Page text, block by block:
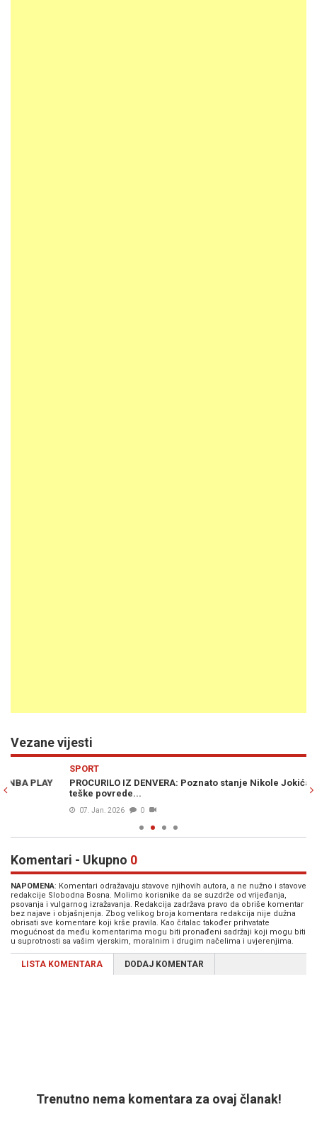
Vezane vijesti
PROCURILO IZ DENVERA: Poznato stanje Nikole Jokića, nakon
teške povrede...
0
Komentari - Ukupno 0
NAPOMENA: Komentari odražavaju stavove njihovih autora, a ne nužno i stavove
redakcije Slobodna Bosna. Molimo korisnike da se suzdrže od vrijeđanja,
psovanja i vulgarnog izražavanja. Redakcija zadržava pravo da obriše komentar
bez najave i objašnjenja. Zbog velikog broja komentara redakcija nije dužna
obrisati sve komentare koji krše pravila. Kao čitalac također prihvatate
mogućnost da među komentarima mogu biti pronađeni sadržaji koji mogu biti
u suprotnosti sa vašim vjerskim, moralnim i drugim načelima i uvjerenjima.
LISTA KOMENTARA DODAJ KOMENTAR
Trenutno nema komentara za ovaj članak!